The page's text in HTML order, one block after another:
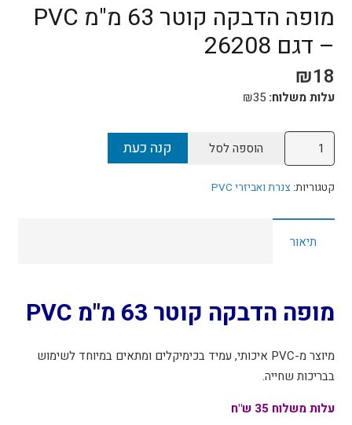
מופה הדבקה קוטר 63 מ"מ PVC
– דגם 26208
₪18
עלות משלוח: ₪35
כמות
של
מופה
קוטר
-
דגם
הוספה לסל קנה כעת
קטגוריות: צנרת ואביזרי PVC
תיאור
מופה הדבקה קוטר 63 מ"מ PVC
מיוצר מ-PVC איכותי, עמיד בכימיקלים ומתאים במיוחד לשימוש
בבריכות שחייה.
עלות משלוח 35 ש"ח